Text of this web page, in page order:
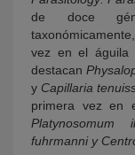
de doce
vez en el águila
destacan
y Capillaria
primera vez en
Platynosomum
fuhrmanni y